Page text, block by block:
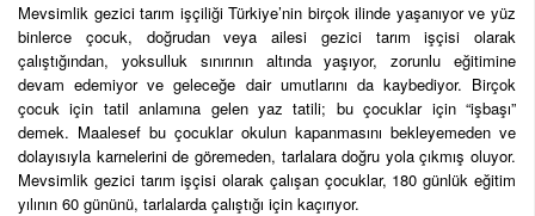
Mevsimlik gezici tarım işçiliği Türkiye’nin birçok ilinde yaşanıyor ve yüz
binlerce çocuk, doğrudan veya ailesi gezici tarım işçisi olarak
çalıştığından, yoksulluk sınırının altında yaşıyor, zorunlu eğitimine
devam edemiyor ve geleceğe dair umutlarını da kaybediyor. Birçok
çocuk için tatil anlamına gelen yaz tatili; bu çocuklar için “işbaşı”
demek. Maalesef bu çocuklar okulun kapanmasını bekleyemeden ve
dolayısıyla karnelerini de göremeden, tarlalara doğru yola çıkmış oluyor.
Mevsimlik gezici tarım işçisi olarak çalışan çocuklar, 180 günlük eğitim
yılının 60 gününü, tarlalarda çalıştığı için kaçırıyor.